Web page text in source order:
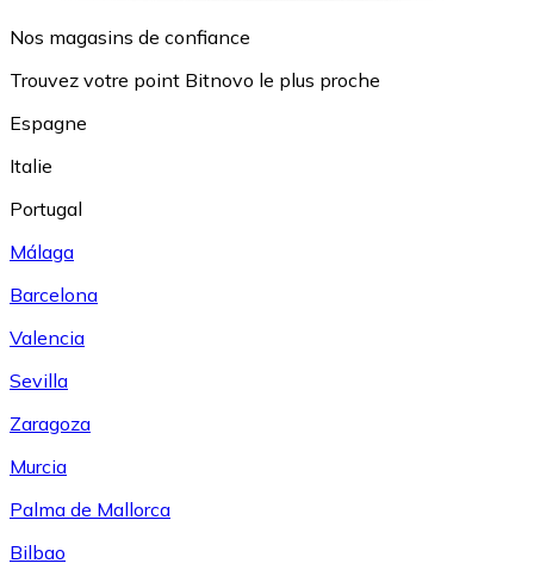
Nos magasins de confiance
Trouvez votre point Bitnovo le plus proche
Espagne
Italie
Portugal
Málaga
Barcelona
Valencia
Sevilla
Zaragoza
Murcia
Palma de Mallorca
Bilbao